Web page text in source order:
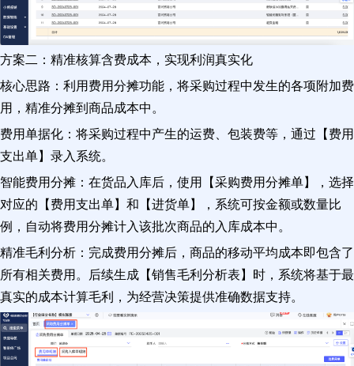
方案二：精准核算含费成本，实现利润真实化
核心思路：利用费用分摊功能，将采购过程中发生的各项附加费
用，精准分摊到商品成本中。
费用单据化：将采购过程中产生的运费、包装费等，通过【费用
支出单】录入系统。
智能费用分摊：在货品入库后，使用【采购费用分摊单】，选择
对应的【费用支出单】和【进货单】，系统可按金额或数量比
例，自动将费用分摊计入该批次商品的入库成本中。
精准毛利分析：完成费用分摊后，商品的移动平均成本即包含了
所有相关费用。后续生成【销售毛利分析表】时，系统将基于最
真实的成本计算毛利，为经营决策提供准确数据支持。